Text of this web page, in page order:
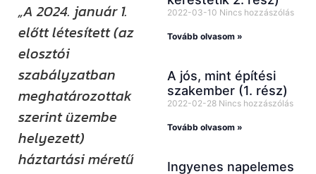
„A 2024. január 1.
előtt létesített (az
elosztói
szabályzatban
meghatározottak
szerint üzembe
helyezett)
háztartási méretű
2022-03-10 Nincs hozzászólás
Tovább olvasom »
A jós, mint építési
szakember (1. rész)
2022-02-28 Nincs hozzászólás
Tovább olvasom »
Ingyenes napelemes